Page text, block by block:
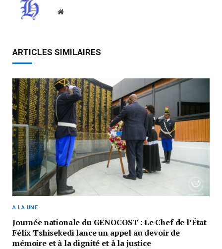
Website
ARTICLES SIMILAIRES
A LA UNE
Journée nationale du GENOCOST : Le Chef de l’État
Félix Tshisekedi lance un appel au devoir de
mémoire et à la dignité et à la justice